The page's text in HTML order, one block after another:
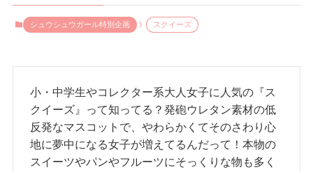
シュウシュウガール特別企画 スクイーズ
小・中学生やコレクター系大人女子に人気の『ス
クイーズ』って知ってる？発砲ウレタン素材の低
反発なマスコットで、やわらかくてそのさわり心
地に夢中になる女子が増えてるんだって！本物の
スイーツやパンやフルーツにそっくりな物も多く